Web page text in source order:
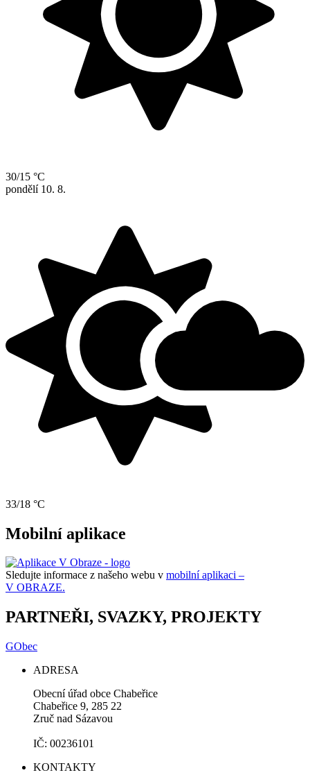
30/15 °C
pondělí 10. 8.
33/18 °C
Mobilní aplikace
Sledujte informace z našeho webu v mobilní aplikaci –
V OBRAZE.
PARTNEŘI, SVAZKY, PROJEKTY
GObec
ADRESA
Obecní úřad obce Chabeřice
Chabeřice 9, 285 22
Zruč nad Sázavou
IČ: 00236101
KONTAKTY